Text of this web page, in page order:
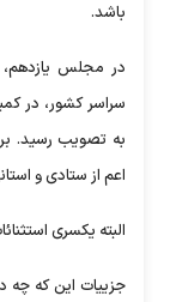
باشد.
در مجلس
سراسر کشور، در
به تصویب رسید.
اعم از ستادی و
البته یکسری
جزییات این که چه